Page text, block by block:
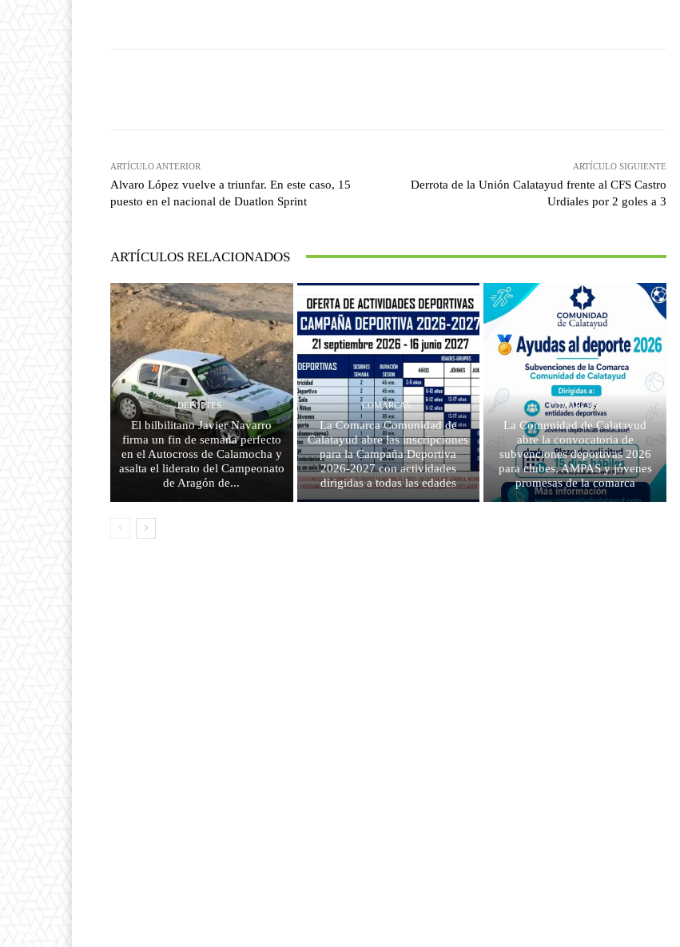
ARTÍCULO ANTERIOR
Alvaro López vuelve a triunfar. En este caso, 15
puesto en el nacional de Duatlon Sprint
ARTÍCULO SIGUIENTE
Derrota de la Unión Calatayud frente al CFS Castro
Urdiales por 2 goles a 3
ARTÍCULOS RELACIONADOS
DEPORTES
El bilbilitano Javier Navarro
firma un fin de semana perfecto
en el Autocross de Calamocha y
asalta el liderato del Campeonato
de Aragón de...
COMARCAS
La Comarca Comunidad de
Calatayud abre las inscripciones
para la Campaña Deportiva
2026-2027 con actividades
dirigidas a todas las edades
COMARCAS
La Comunidad de Calatayud
abre la convocatoria de
subvenciones deportivas 2026
para clubes, AMPAS y jóvenes
promesas de la comarca